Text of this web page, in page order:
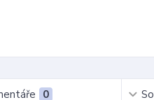
0